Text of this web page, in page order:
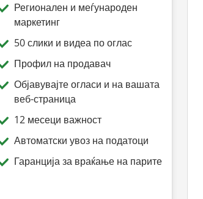
Регионален и меѓународен
маркетинг
50 слики и видеа по оглас
Профил на продавач
Објавувајте огласи и на вашата
веб-страница
12 месеци важност
Автоматски увоз на податоци
Гаранција за враќање на парите